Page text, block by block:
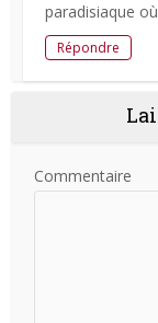
paradisiaque
Répondre
Commentaire